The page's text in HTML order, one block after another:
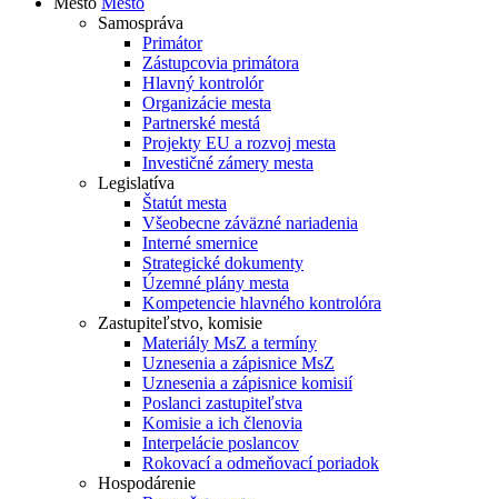
Samospráva
Primátor
Zástupcovia primátora
Hlavný kontrolór
Organizácie mesta
Partnerské mestá
Projekty EU a rozvoj mesta
Investičné zámery mesta
Legislatíva
Štatút mesta
Všeobecne záväzné nariadenia
Interné smernice
Strategické dokumenty
Územné plány mesta
Kompetencie hlavného kontrolóra
Zastupiteľstvo, komisie
Materiály MsZ a termíny
Uznesenia a zápisnice MsZ
Uznesenia a zápisnice komisií
Poslanci zastupiteľstva
Komisie a ich členovia
Interpelácie poslancov
Rokovací a odmeňovací poriadok
Hospodárenie